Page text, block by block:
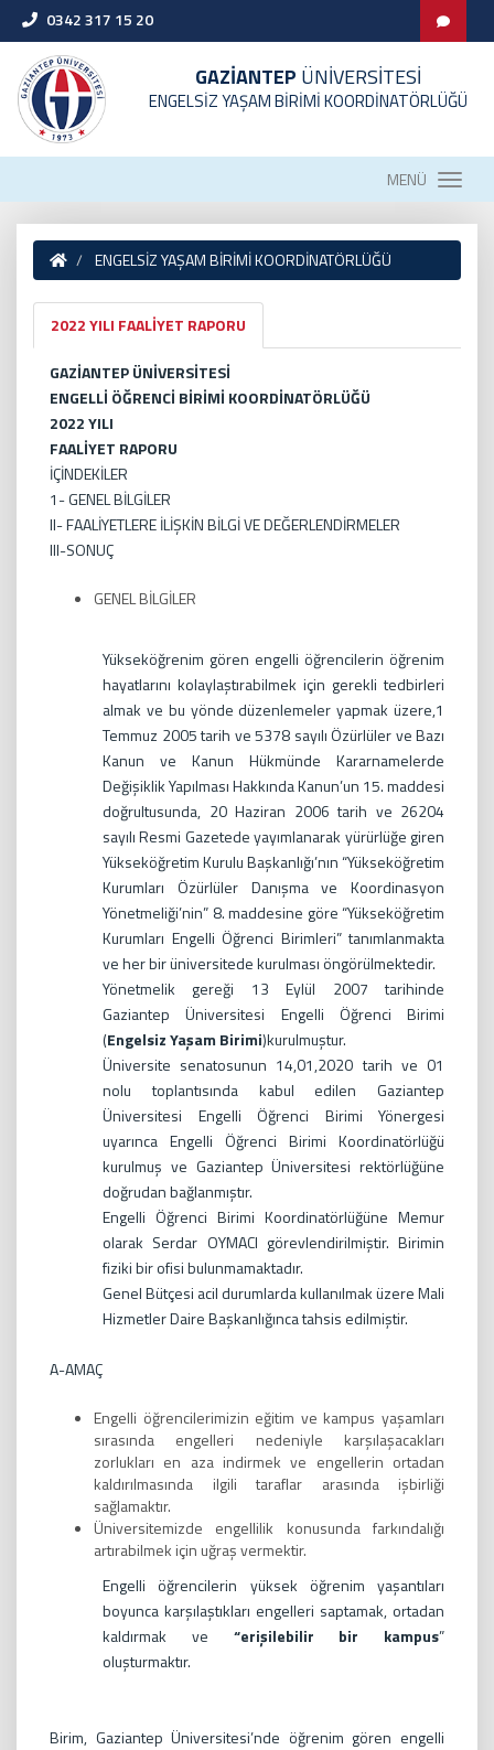
0342 317 15 20
GAZİANTEP ÜNİVERSİTESİ
ENGELSİZ YAŞAM BİRİMİ KOORDİNATÖRLÜĞÜ
MENÜ
ENGELSİZ YAŞAM BİRİMİ KOORDİNATÖRLÜĞÜ
2022 YILI FAALİYET RAPORU
GAZİANTEP ÜNİVERSİTESİ
ENGELLİ ÖĞRENCİ BİRİMİ KOORDİNATÖRLÜĞÜ
2022 YILI
FAALİYET RAPORU
İÇİNDEKİLER
1- GENEL BİLGİLER
II- FAALİYETLERE İLİŞKİN BİLGİ VE DEĞERLENDİRMELER
III-SONUÇ
GENEL BİLGİLER
Yükseköğrenim gören engelli öğrencilerin öğrenim
hayatlarını kolaylaştırabilmek için gerekli tedbirleri
almak ve bu yönde düzenlemeler yapmak üzere,1
Temmuz 2005 tarih ve 5378 sayılı Özürlüler ve Bazı
Kanun ve Kanun Hükmünde Kararnamelerde
Değişiklik Yapılması Hakkında Kanun’un 15. maddesi
doğrultusunda, 20 Haziran 2006 tarih ve 26204
sayılı Resmi Gazetede yayımlanarak yürürlüğe giren
Yükseköğretim Kurulu Başkanlığı’nın “Yükseköğretim
Kurumları Özürlüler Danışma ve Koordinasyon
Yönetmeliği’nin” 8. maddesine göre “Yükseköğretim
Kurumları Engelli Öğrenci Birimleri” tanımlanmakta
ve her bir üniversitede kurulması öngörülmektedir.
Yönetmelik gereği 13 Eylül 2007 tarihinde
Gaziantep Üniversitesi Engelli Öğrenci Birimi
(Engelsiz Yaşam Birimi)kurulmuştur.
Üniversite senatosunun 14,01,2020 tarih ve 01
nolu toplantısında kabul edilen Gaziantep
Üniversitesi Engelli Öğrenci Birimi Yönergesi
uyarınca Engelli Öğrenci Birimi Koordinatörlüğü
kurulmuş ve Gaziantep Üniversitesi rektörlüğüne
doğrudan bağlanmıştır.
Engelli Öğrenci Birimi Koordinatörlüğüne Memur
olarak Serdar OYMACI görevlendirilmiştir. Birimin
fiziki bir ofisi bulunmamaktadır.
Genel Bütçesi acil durumlarda kullanılmak üzere Mali
Hizmetler Daire Başkanlığınca tahsis edilmiştir.
A-AMAÇ
Engelli öğrencilerimizin eğitim ve kampus yaşamları
sırasında engelleri nedeniyle karşılaşacakları
zorlukları en aza indirmek ve engellerin ortadan
kaldırılmasında ilgili taraflar arasında işbirliği
sağlamaktır.
Üniversitemizde engellilik konusunda farkındalığı
artırabilmek için uğraş vermektir.
Engelli öğrencilerin yüksek öğrenim yaşantıları
boyunca karşılaştıkları engelleri saptamak, ortadan
kaldırmak ve “erişilebilir bir kampus”
oluşturmaktır.
Birim, Gaziantep Üniversitesi’nde öğrenim gören engelli